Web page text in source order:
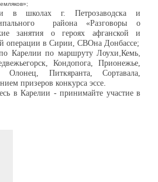
;
в школах г. Петрозаводска
и
района «Разговоры о
занятия о героях афганской и
операции в Сирии, СВОна Донбассе;
Карелии по маршруту Лоухи,Кемь,
Кондопога, Прионежье,
Олонец, Питкяранта, Сортавала,
призеров конкурса эссе.
в Карелии - принимайте участие в